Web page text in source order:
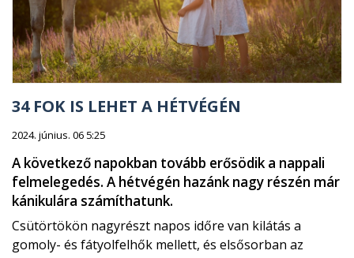
34 FOK IS LEHET A HÉTVÉGÉN
2024. június. 06 5:25
A következő napokban tovább erősödik a nappali
felmelegedés. A hétvégén hazánk nagy részén már
kánikulára számíthatunk.
Csütörtökön nagyrészt napos időre van kilátás a
gomoly- és fátyolfelhők mellett, és elsősorban az